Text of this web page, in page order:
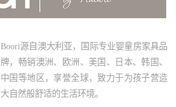
Boori源自澳大利亚，国际专业婴童房家具品
牌，畅销澳洲、欧洲、美国、日本、韩国、
中国等地区，享誉全球，致力于为孩子营造
大自然般舒适的生活环境。